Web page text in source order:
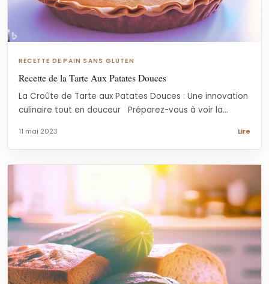
RECETTE DE PAIN SANS GLUTEN
Recette de la Tarte Aux Patates Douces
La Croûte de Tarte aux Patates Douces : Une innovation
culinaire tout en douceur Préparez-vous à voir la...
11 mai 2023 Lire